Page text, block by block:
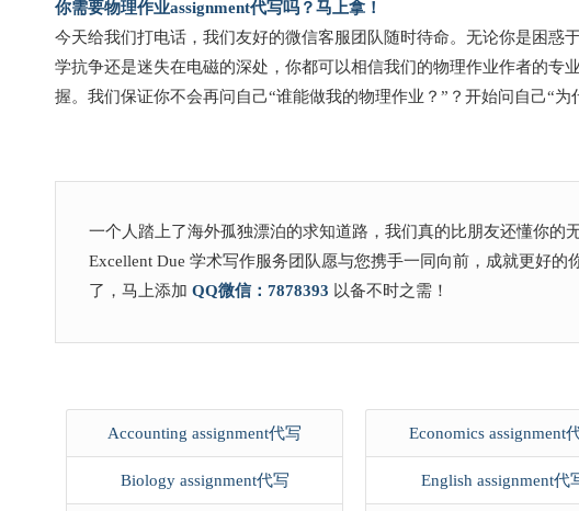
你需要物理作业assignment代写吗？马上拿！
今天给我们打电话，我们友好的微信客服团队随时待命。无论你是困惑
学抗争还是迷失在电磁的深处，你都可以相信我们的物理作业作者的专
握。我们保证你不会再问自己“谁能做我的物理作业？”？开始问自己“为
一个人踏上了海外孤独漂泊的求知道路，我们真的比朋友还懂你的
Excellent Due 学术写作服务团队愿与您携手一同向前，成就更好的
了，马上添加 QQ微信：7878393 以备不时之需！
Accounting assignment代写
Biology assignment代写
Economics assignment
English assignment代